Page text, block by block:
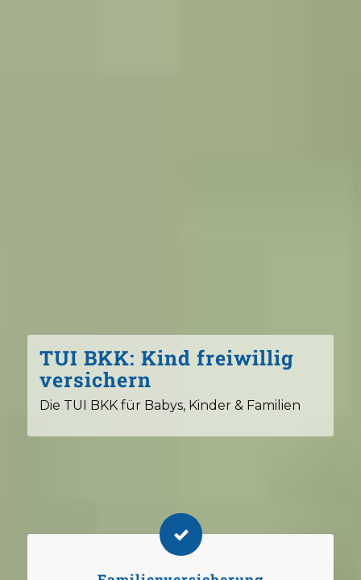
TUI BKK: Kind freiwillig
versichern
Die TUI BKK für Babys, Kinder & Familien